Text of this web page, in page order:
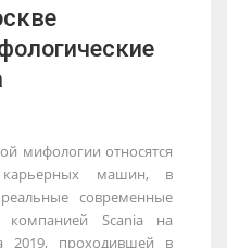
мифологии относятся
машин, в
современные
компанией Scania на
2019, проходившей в